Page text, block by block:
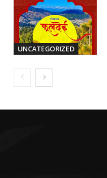
UNCATEGORIZED